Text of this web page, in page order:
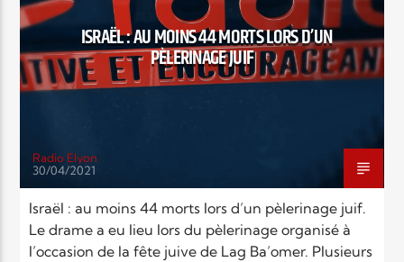
ISRAËL : AU MOINS 44 MORTS LORS D’UN
PÈLERINAGE JUIF
Radio Elyon
30/04/2021
Israël : au moins 44 morts lors d’un pèlerinage juif.
Le drame a eu lieu lors du pèlerinage organisé à
l’occasion de la fête juive de Lag Ba’omer. Plusieurs